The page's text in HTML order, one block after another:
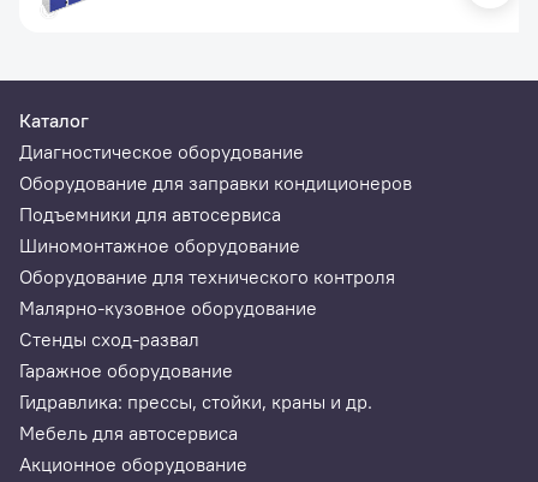
Каталог
Диагностическое оборудование
Оборудование для заправки кондиционеров
Подъемники для автосервиса
Шиномонтажное оборудование
Оборудование для технического контроля
Малярно-кузовное оборудование
Стенды сход-развал
Гаражное оборудование
Гидравлика: прессы, стойки, краны и др.
Мебель для автосервиса
Акционное оборудование